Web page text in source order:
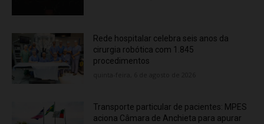
Rede hospitalar celebra seis anos da
cirurgia robótica com 1.845
procedimentos
Transporte particular de pacientes: MPES
aciona Câmara de Anchieta para apurar